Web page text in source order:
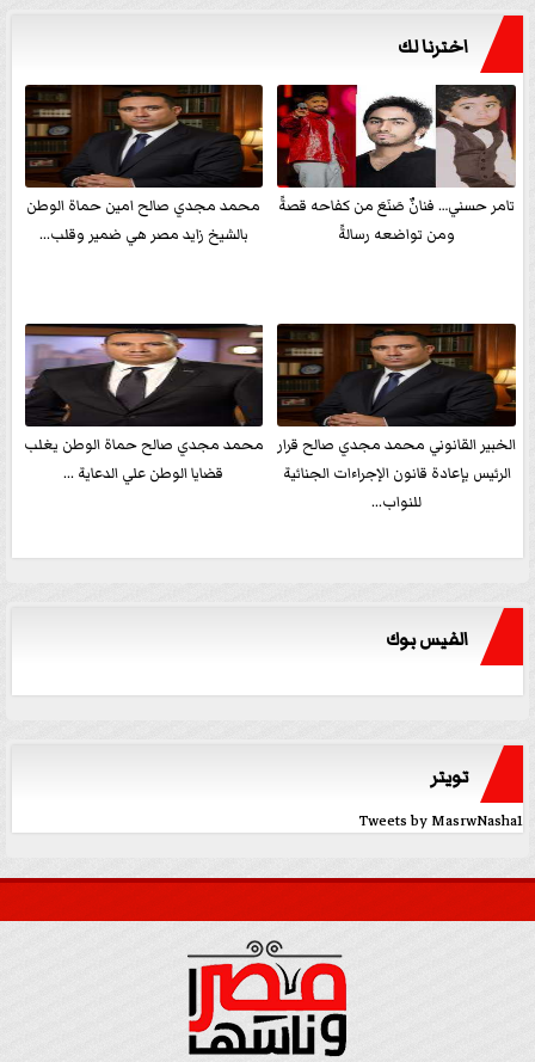
اخترنا لك
تامر حسني… فنانٌ صَنَعَ من كفاحه قصةً
ومن تواضعه رسالةً
محمد مجدي صالح امين حماة الوطن
بالشيخ زايد مصر هي ضمير وقلب...
الخبير القانوني محمد مجدي صالح قرار
الرئيس بإعادة قانون الإجراءات الجنائية
للنواب...
محمد مجدي صالح حماة الوطن يغلب
قضايا الوطن علي الدعاية ...
الفيس بوك
تويتر
Tweets by MasrwNasha1